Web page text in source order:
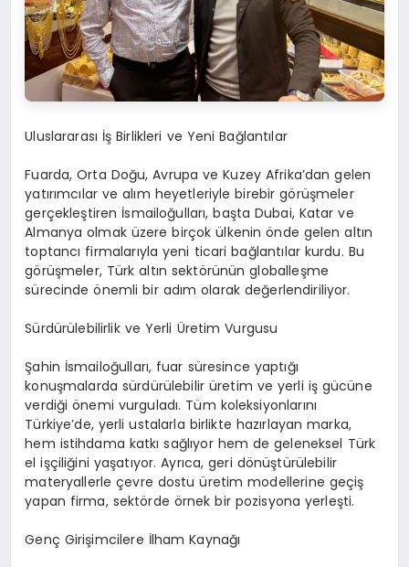
Uluslararası İş Birlikleri ve Yeni Bağlantılar
Fuarda, Orta Doğu, Avrupa ve Kuzey Afrika’dan gelen
yatırımcılar ve alım heyetleriyle birebir görüşmeler
gerçekleştiren İsmailoğulları, başta Dubai, Katar ve
Almanya olmak üzere birçok ülkenin önde gelen altın
toptancı firmalarıyla yeni ticari bağlantılar kurdu. Bu
görüşmeler, Türk altın sektörünün globalleşme
sürecinde önemli bir adım olarak değerlendiriliyor.
Sürdürülebilirlik ve Yerli Üretim Vurgusu
Şahin İsmailoğulları, fuar süresince yaptığı
konuşmalarda sürdürülebilir üretim ve yerli iş gücüne
verdiği önemi vurguladı. Tüm koleksiyonlarını
Türkiye’de, yerli ustalarla birlikte hazırlayan marka,
hem istihdama katkı sağlıyor hem de geleneksel Türk
el işçiliğini yaşatıyor. Ayrıca, geri dönüştürülebilir
materyallerle çevre dostu üretim modellerine geçiş
yapan firma, sektörde örnek bir pozisyona yerleşti.
Genç Girişimcilere İlham Kaynağı